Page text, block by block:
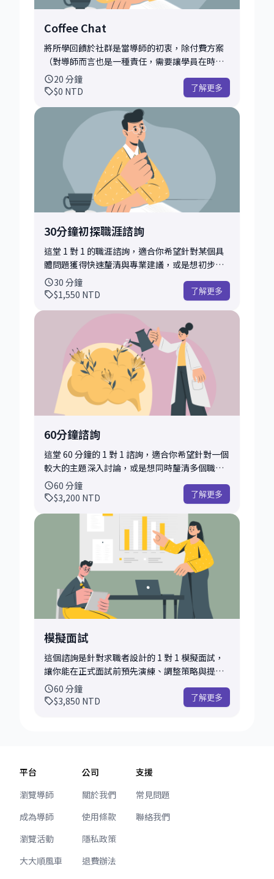
Coffee Chat
將所學回饋於社群是當導師的初衷，除付費方案
（對導師而言也是一種責任，需要讓學員在時間
內有所獲得）外，也開始每週限時的 coffeechat
時間，希望能在短時間內解決你的疑惑，有需要
20 分鐘
$0 NTD 了解更多
30分鐘初探職涯諮詢
這堂 1 對 1 的職涯諮詢，適合你希望針對某個具
體問題獲得快速釐清與專業建議，或是想初步了
解導師的風格與互動方式。這也是許多學員進行
首次會談、試水溫的首選。 在這段時間內，我們
考框架，或是下一步行動方向。 為了讓對談更聚
焦、實用，我也會在會前做以下幾項準備： • 閱
讀你提供的履歷、背景簡述，快速掌握你的職涯
鍵探討角度 • 預先整理可能適用的資源、方法或
工具，協助你迅速拆解問題 你可以討論的主題非
常彈性，以下是一些常見範例： • 對職涯方向感
到迷惘，想獲得一些釐清與建議 • 正在考慮轉職
／換產業，但不確定是否是對的時機 • 面試前想
快速練習一些常見題目或自我介紹 • 想詢問技能
學習、進修、職涯路線的選擇 • 有一段經歷不知
道該如何寫入履歷或表現成亮點 • 想了解導師的
風格與互動方式 • 希望先試試看 mentoring 的
是一些範例，只要是與科技職涯相關的任何問
題，都歡迎帶來討論。如果你不確定問題怎麼定
義也沒關係，我們可以一起釐清、拆解你的想
資訊） • 後續可行的發展方向，或是否適合安排
進一步的深入諮詢 這場諮詢非常適合正在思考
中、希望理清方向，或想先感受看看 mentoring
下一步！
30 分鐘
$1,550 NTD 了解更多
60分鐘諮詢
這堂 60 分鐘的 1 對 1 諮詢，適合你希望針對一個
較大的主題深入討論，或是想同時釐清多個職涯
相關問題。我會協助你梳理背景與情境，釐清目
標與卡點，並提供具體可行的建議與思考方向。
們建立對話節奏，深入探索問題背後的原因，並
討論更全面的行動策略。你可以選擇聚焦在一個
主題深入探討，也可以列出 2～3 個關鍵問題進行
整體盤點與優先排序。 常見的討論主題包括（不
限於）： • 想轉職，但不確定該往什麼方向，或
該選哪個 offer • 對目前的工作感到迷惘或倦
怠，想重新盤點職涯目標 • 思考是否該繼續當工
程師、走管理職，還是創業／出國 • 想知道如何
補強技能、提升自己成為更有競爭力的人選 • 遇
到升遷瓶頸，想優化專案策略與內部影響力 • 有
其他任何與科技職涯相關的問題 這些都是過去
mentees 常帶來的問題範例，無論你正在經歷哪
個職涯階段，只要是與科技工作發展相關的議
題，都歡迎討論。 諮詢後，你可以帶走： • 針對
你的背景與需求量身訂做的職涯建議 • 明確的下
履歷修改、模擬面試等後續服務） 這個諮詢特別
適合希望有系統地釐清方向、建立策略與行動方
口」，歡迎把你的故事帶來，我們一起拆解、整
60 分鐘
$3,200 NTD 了解更多
模擬面試
這個諮詢是針對求職者設計的 1 對 1 模擬面試，
讓你能在正式面試前預先演練、調整策略與提升
自信。我會根據你應徵的職位、公司與面試形
式，設計最貼近實戰的模擬流程，並在每個環節
（Behavioral / STAR 答題） • 案例題（適用於
PM / Data / Design） • Portfolio
walkthrough（設計師適用） 你可以在預約時提
據這些資訊安排適合的題目與流程。 我們會模擬
完整面試的節奏與緊張感，讓你能在安全環境中
犯錯、調整與強化表現。 每次模擬會包含以下幾
個環節： • 模擬面試實作（約 30～40 分鐘） •
60 分鐘
$3,850 NTD 了解更多
平台
瀏覽導師
成為導師
瀏覽活動
大大順風車
公司
關於我們
使用條款
隱私政策
退費辦法
支援
常見問題
聯絡我們